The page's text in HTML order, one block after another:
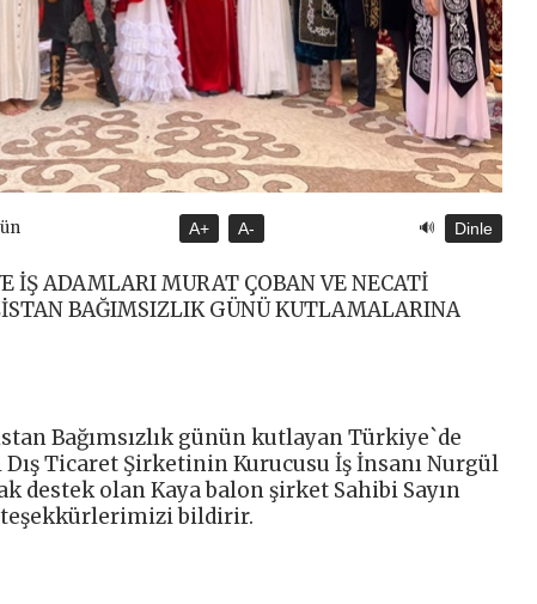
A+ A- 🔊 Dinle
İŞ ADAMLARI MURAT ÇOBAN VE NECATİ
BAĞIMSIZLIK GÜNÜ KUTLAMALARINA
Bağımsızlık günün kutlayan Türkiye`de
Ticaret Şirketinin Kurucusu İş İnsanı Nurgül
destek olan Kaya balon şirket Sahibi Sayın
teşekkürlerimizi bildirir.